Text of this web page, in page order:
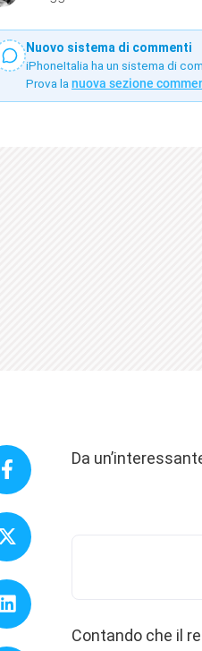
Nuovo sistema di commenti
iPhoneItalia ha un sistema di
Prova la nuova sezione
Da
Contando che il